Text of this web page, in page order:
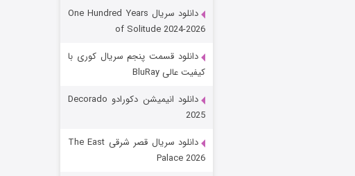
شکست استوارت در نجات جهان
قسمت۷ (زیرنویس)
دانلود سریال One Hundred Years
of Solitude 2024-2026
دانلود قسمت پنجم سریال کوری با
کیفیت عالی BluRay
دانلود انیمیشن دکورادو Decorado
2025
دانلود سریال قصر شرقی The East
Palace 2026